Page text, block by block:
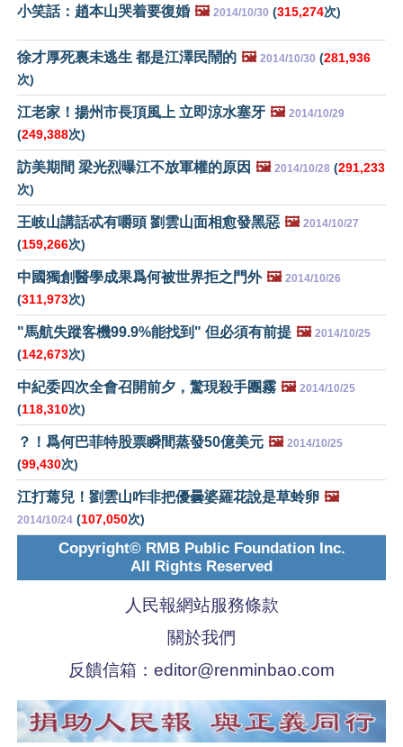
小笑話：趙本山哭着要復婚 🖼️ 2014/10/30 (315,274次)
徐才厚死裏未逃生 都是江澤民鬧的 🖼️ 2014/10/30 (281,936
次)
江老家！揚州市長頂風上 立即涼水塞牙 🖼️ 2014/10/29
(249,388次)
訪美期間 梁光烈曝江不放軍權的原因 🖼️ 2014/10/28 (291,233
次)
王岐山講話忒有嚼頭 劉雲山面相愈發黑惡 🖼️ 2014/10/27
(159,266次)
中國獨創醫學成果爲何被世界拒之門外 🖼️ 2014/10/26
(311,973次)
"馬航失蹤客機99.9%能找到" 但必須有前提 🖼️ 2014/10/25
(142,673次)
中紀委四次全會召開前夕，驚現殺手團霧 🖼️ 2014/10/25
(118,310次)
？！爲何巴菲特股票瞬間蒸發50億美元 🖼️ 2014/10/25
(99,430次)
江打蔫兒！劉雲山咋非把優曇婆羅花說是草蛉卵 🖼️
2014/10/24 (107,050次)
Copyright© RMB Public Foundation Inc.
All Rights Reserved
人民報網站服務條款
關於我們
反饋信箱： editor@renminbao.com